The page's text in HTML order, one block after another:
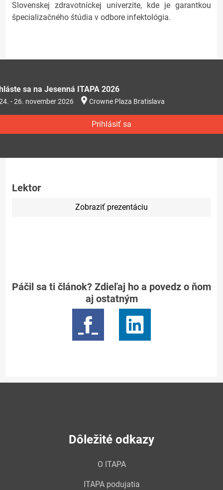
Slovenskej zdravotníckej univerzite, kde je garantkou
špecializačného štúdia v odbore infektológia.
sa na Jesenná ITAPA 2026
- 26. november 2026 Crowne Plaza Bratislava
Prihlásiť sa
Lektor
Zobraziť prezentáciu
Páčil sa ti článok? Zdieľaj ho a povedz o ňom
aj ostatným
Dôležité odkazy
O ITAPA
ITAPA podujatia